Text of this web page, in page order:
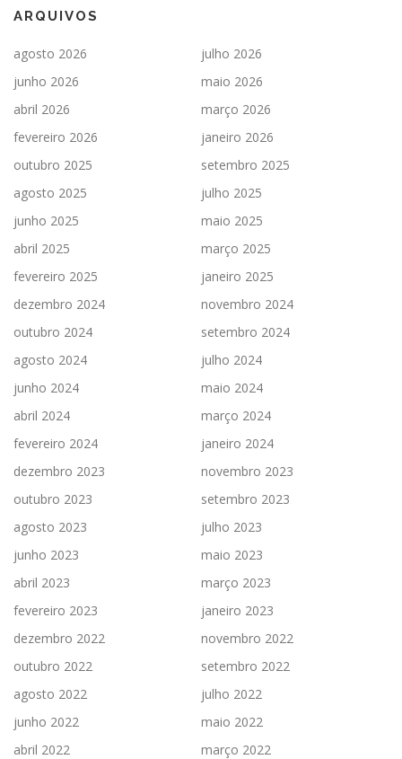
ARQUIVOS
agosto 2026
julho 2026
junho 2026
maio 2026
abril 2026
março 2026
fevereiro 2026
janeiro 2026
outubro 2025
setembro 2025
agosto 2025
julho 2025
junho 2025
maio 2025
abril 2025
março 2025
fevereiro 2025
janeiro 2025
dezembro 2024
novembro 2024
outubro 2024
setembro 2024
agosto 2024
julho 2024
junho 2024
maio 2024
abril 2024
março 2024
fevereiro 2024
janeiro 2024
dezembro 2023
novembro 2023
outubro 2023
setembro 2023
agosto 2023
julho 2023
junho 2023
maio 2023
abril 2023
março 2023
fevereiro 2023
janeiro 2023
dezembro 2022
novembro 2022
outubro 2022
setembro 2022
agosto 2022
julho 2022
junho 2022
maio 2022
abril 2022
março 2022